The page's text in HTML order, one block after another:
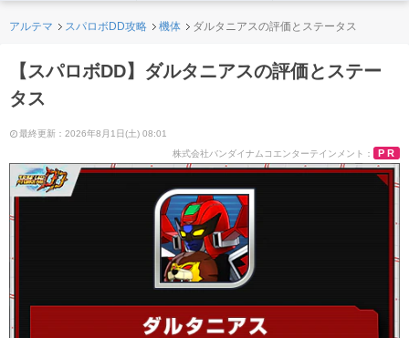
アルテマ スパロボDD攻略 機体 ダルタニアスの評価とステータス
【スパロボDD】ダルタニアスの評価とステー
タス
最終更新：2026年8月1日(土) 08:01
PR